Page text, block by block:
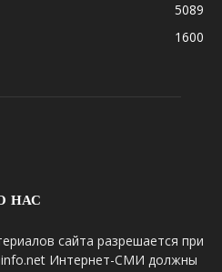
5089
1600
НАС
сайта разрешается при
Интернет-СМИ должны